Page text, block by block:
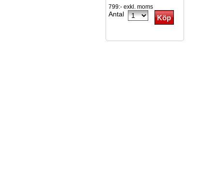
799:- exkl. moms
Antal